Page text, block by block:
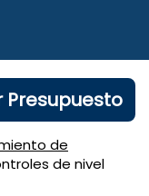
Presupuesto
de
de nivel